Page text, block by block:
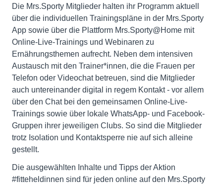
Die Mrs.Sporty Mitglieder halten ihr Programm aktuell
über die individuellen Trainingspläne in der Mrs.Sporty
App sowie über die Plattform Mrs.Sporty@Home mit
Online-Live-Trainings und Webinaren zu
Ernährungsthemen aufrecht. Neben dem intensiven
Austausch mit den Trainer*innen, die die Frauen per
Telefon oder Videochat betreuen, sind die Mitglieder
auch untereinander digital in regem Kontakt - vor allem
über den Chat bei den gemeinsamen Online-Live-
Trainings sowie über lokale WhatsApp- und Facebook-
Gruppen ihrer jeweiligen Clubs. So sind die Mitglieder
trotz Isolation und Kontaktsperre nie auf sich alleine
gestellt.
Die ausgewählten Inhalte und Tipps der Aktion
#fitteheldinnen sind für jeden online auf den Mrs.Sporty